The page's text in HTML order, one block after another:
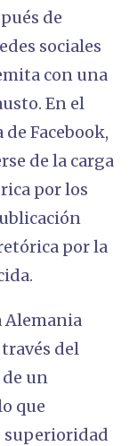
de
sociales
con una
En el
Facebook,
de la carga
por los
por la
Alemania
del
un
que
superioridad